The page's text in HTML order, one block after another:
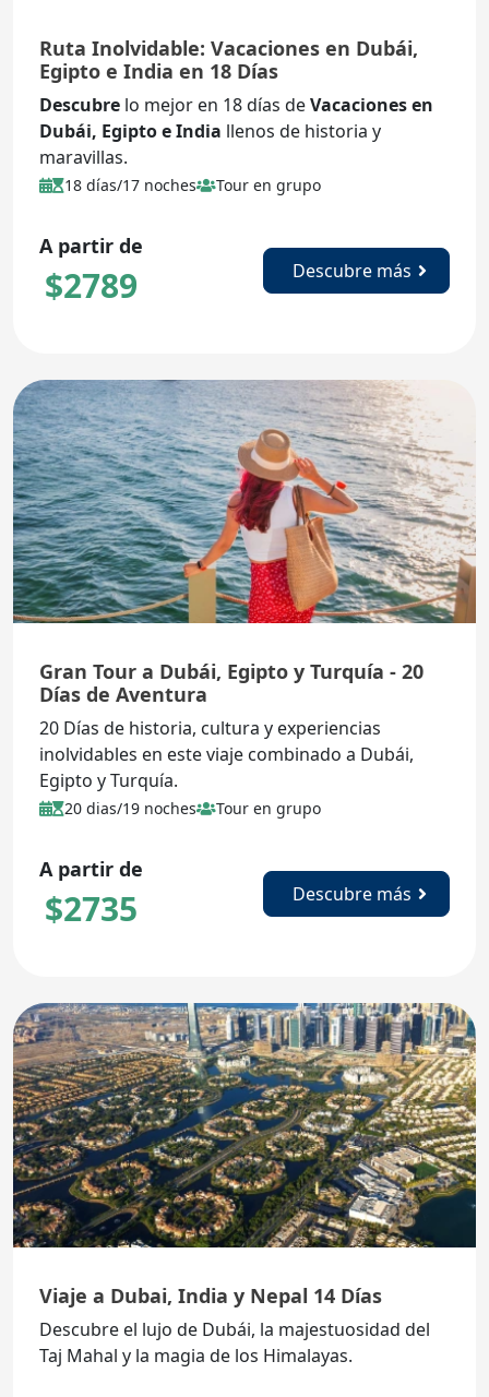
Ruta Inolvidable: Vacaciones en Dubái,
Egipto e India en 18 Días
Descubre lo mejor en 18 días deVacaciones en
Dubái, Egipto e India llenos de historia y
maravillas.
18 días/17 noches Tour en grupo
A partir de
$2789 Descubre más
Gran Tour a Dubái, Egipto y Turquía - 20
Días de Aventura
20 Días de historia, cultura y experiencias
inolvidables en este viaje combinado a Dubái,
Egipto y Turquía.
20 dias/19 noches Tour en grupo
A partir de
$2735 Descubre más
Viaje a Dubai, India y Nepal 14 Días
Descubre el lujo de Dubái, la majestuosidad del
Taj Mahal y la magia de los Himalayas.